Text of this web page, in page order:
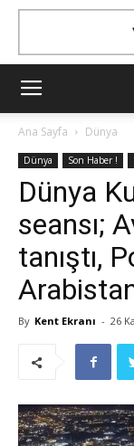
Ana Sayfa Dünya
Dünya Son Haber !
Dünya
seansı;
tanıştı,
By Kent Ekranı - 26